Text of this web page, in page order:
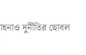
দুর্নীতির ছোবল